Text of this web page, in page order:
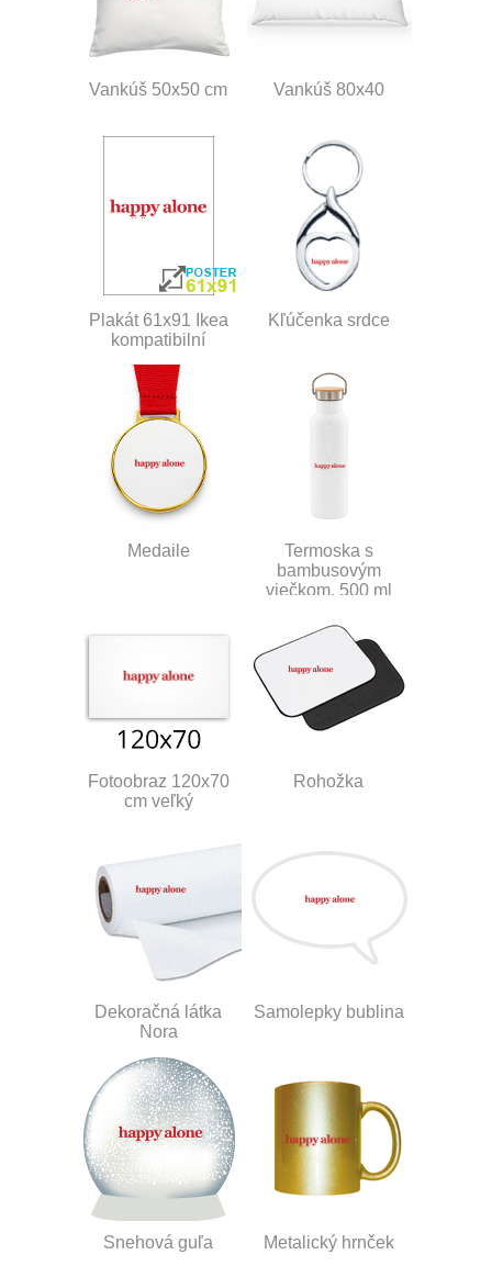
Vankúš 50x50 cm Vankúš 80x40
Plakát 61x91 Ikea
kompatibilní
Kľúčenka srdce
Medaile
Termoska s
bambusovým
viečkom, 500 ml
Fotoobraz 120x70
cm veľký
Rohožka
Dekoračná látka
Nora
Samolepky bublina
Snehová guľa Metalický hrnček